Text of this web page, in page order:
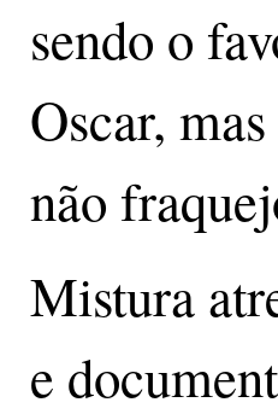
sendo o
Oscar,
não
Mistura
e